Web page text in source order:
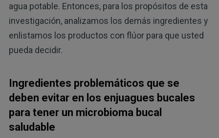
agua potable. Entonces, para los propósitos de esta
investigación, analizamos los demás ingredientes y
enlistamos los productos con flúor para que usted
pueda decidir.
Ingredientes problemáticos que se
deben evitar en los enjuagues bucales
para tener un microbioma bucal
saludable